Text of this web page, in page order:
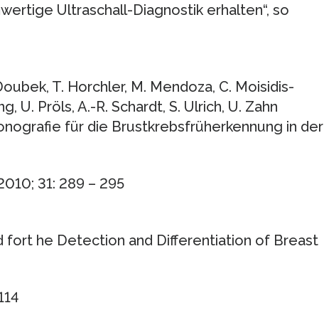
Ultraschall-Diagnostik erhalten“, so
T. Horchler, M. Mendoza, C. Moisidis-
U. Pröls, A.-R. Schardt, S. Ulrich, U. Zahn
für die Brustkrebsfrüherkennung in der
31: 289 – 295
fort he Detection and Differentiation of Breast